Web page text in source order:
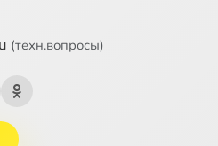
ТРОИЦА.
(техн.вопросы)